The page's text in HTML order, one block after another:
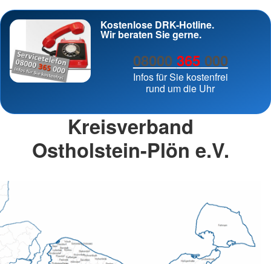
Kostenlose DRK-Hotline.
Wir beraten Sie gerne.
08000 365000
Infos für Sie kostenfrei
rund um die Uhr
Kreisverband
Ostholstein-Plön e.V.